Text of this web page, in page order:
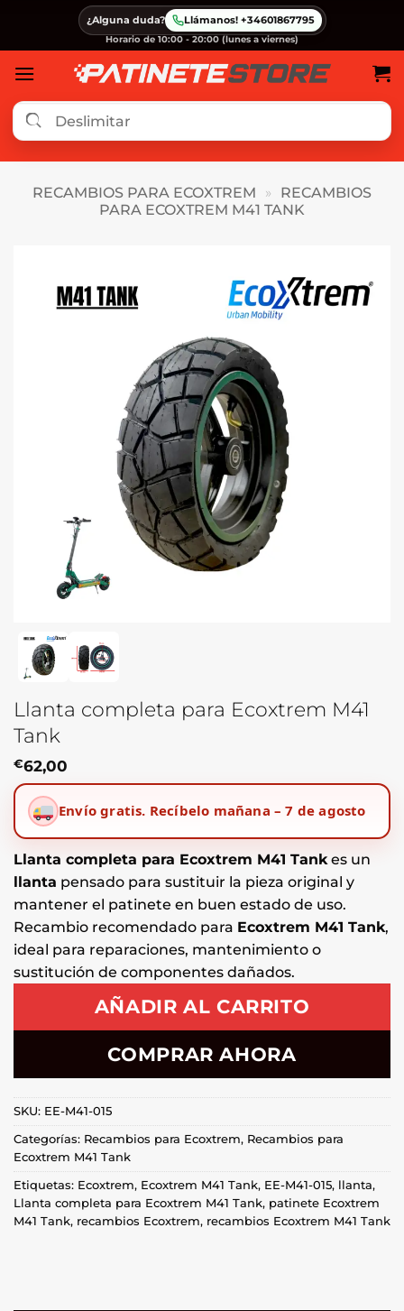
contenido
¿Alguna duda? Llámanos! +34601867795
Horario de 10:00 - 20:00 (lunes a viernes)
RECAMBIOS PARA ECOXTREM »
RECAMBIOS
PARA ECOXTREM M41 TANK
Llanta completa para Ecoxtrem M41
Tank
€62,00
Envío gratis. Recíbelo mañana – 7 de agosto
Llanta completa para Ecoxtrem M41 Tankes un
llanta pensado para sustituir la pieza original y
mantener el patinete en buen estado de uso.
Recambio recomendado para Ecoxtrem M41 Tank,
ideal para reparaciones, mantenimiento o
sustitución de componentes dañados.
AÑADIR AL CARRITO
COMPRAR AHORA
SKU: EE-M41-015
Categorías: Recambios para Ecoxtrem, Recambios para
Ecoxtrem M41 Tank
Etiquetas: Ecoxtrem, Ecoxtrem M41 Tank, EE-M41-015, llanta,
Llanta completa para Ecoxtrem M41 Tank, patinete Ecoxtrem
M41 Tank, recambios Ecoxtrem, recambios Ecoxtrem M41 Tank